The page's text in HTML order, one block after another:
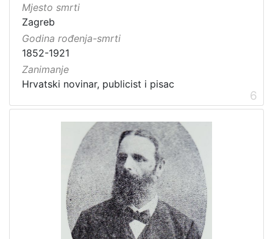
Mjesto smrti
Zagreb
Godina rođenja-smrti
1852-1921
Zanimanje
Hrvatski novinar, publicist i pisac
6